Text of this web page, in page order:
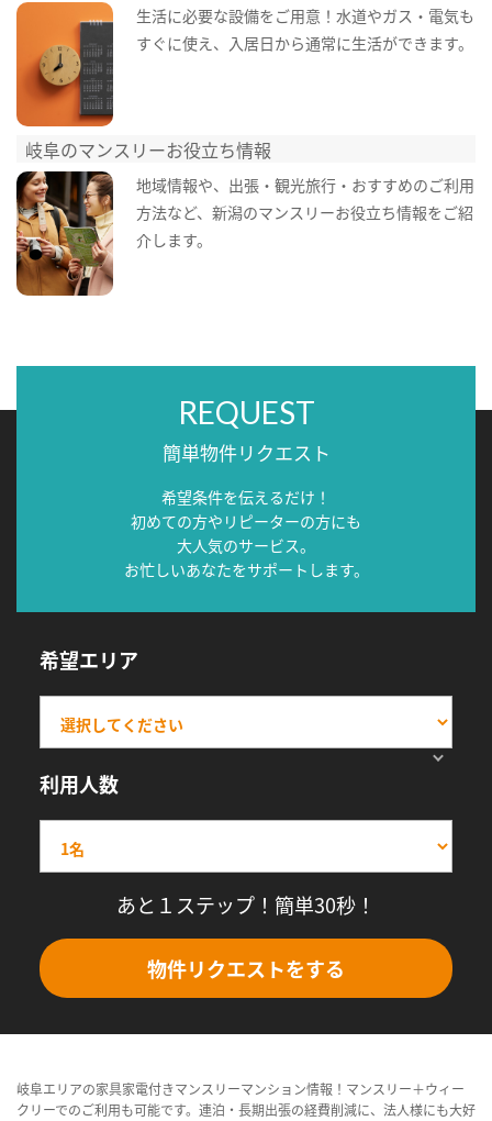
生活に必要な設備をご用意！水道やガス・電気も
すぐに使え、入居日から通常に生活ができます。
岐阜のマンスリーお役立ち情報
地域情報や、出張・観光旅行・おすすめのご利用
方法など、新潟のマンスリーお役立ち情報をご紹
介します。
REQUEST
簡単物件リクエスト
希望条件を伝えるだけ！
初めての方やリピーターの方にも
大人気のサービス。
お忙しいあなたをサポートします。
希望エリア
利用人数
あと１ステップ！簡単30秒！
物件リクエストをする
岐阜エリアの家具家電付きマンスリーマンション情報！マンスリー＋ウィー
クリーでのご利用も可能です。連泊・長期出張の経費削減に、法人様にも大好